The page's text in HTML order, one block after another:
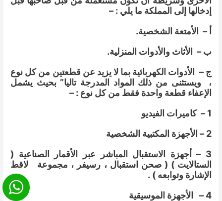
إدخالها إلى المملكة ما يلي : –
أ – الأمتعة الشخصية.
ب – الأثاث والأدوات المنزلية.
ج – الأدوات الكهربائية بما لا يزيد عن قطعتين من كل نوع
، ويستثنى من ذلك المواد المدرجة تاليا” بحيث يشمل
الإعفاء قطعة واحدة فقط من كل نوع : –
1 – كاميرات الفيديو
2 – الأجهزة المكتبية الشخصية
3 – أجهزة الاستقبال المباشر عبر الأقمار الصناعية (
الستالايت ) ( صحن استقبال ، رسيفر ، مجموعة لاقط
الإشارة وتوابعه ) .
4 – الأجهزة الموسيقية